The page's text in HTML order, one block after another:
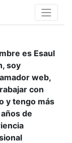
es Esaul
soy
web,
con
y tengo más
de